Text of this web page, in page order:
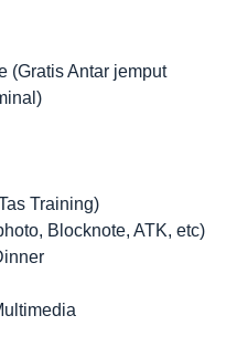
(Gratis Antar jemput
Training)
Blocknote, ATK, etc)